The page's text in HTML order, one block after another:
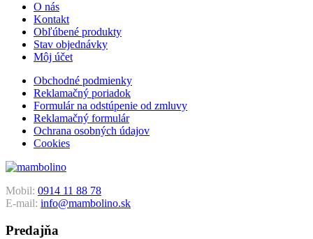
O nás
Kontakt
Obľúbené produkty
Stav objednávky
Môj účet
Obchodné podmienky
Reklamačný poriadok
Formulár na odstúpenie od zmluvy
Reklamačný formulár
Ochrana osobných údajov
Cookies
Mobil: 0914 11 88 78
E-mail: info@mambolino.sk
Predajňa